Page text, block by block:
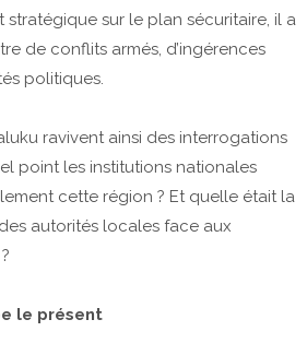
stratégique sur le plan sécuritaire, il a
de conflits armés, d’ingérences
politiques.
ravivent ainsi des interrogations
point les institutions nationales
cette région ? Et quelle était la
autorités locales face aux
le présent